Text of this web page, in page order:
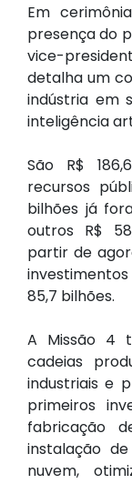
Em
presença do
vice-
detalha um
indústria em
inteligência
São R$
recursos
bilhões já
outros R$
partir de
85,7 bilhões.
A Missão 4
cadeias
industriais e
primeiros
fabricação
instalação
nuvem,